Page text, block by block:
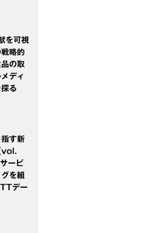
を可視
略的
の取
ディ
る
す新
vol.
ービ
を組
デー